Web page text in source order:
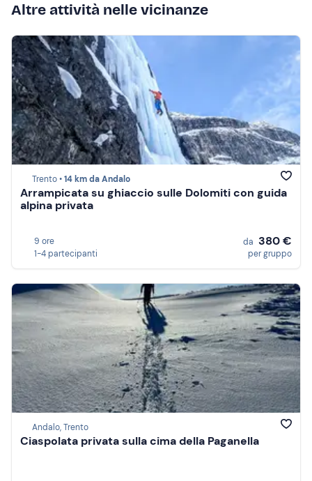
Altre attività nelle vicinanze
Trento •14 km da Andalo
Arrampicata su ghiaccio sulle Dolomiti con guida
alpina privata
9 ore
1-4 partecipanti
da 380 €
per gruppo
Andalo, Trento
Ciaspolata privata sulla cima della Paganella